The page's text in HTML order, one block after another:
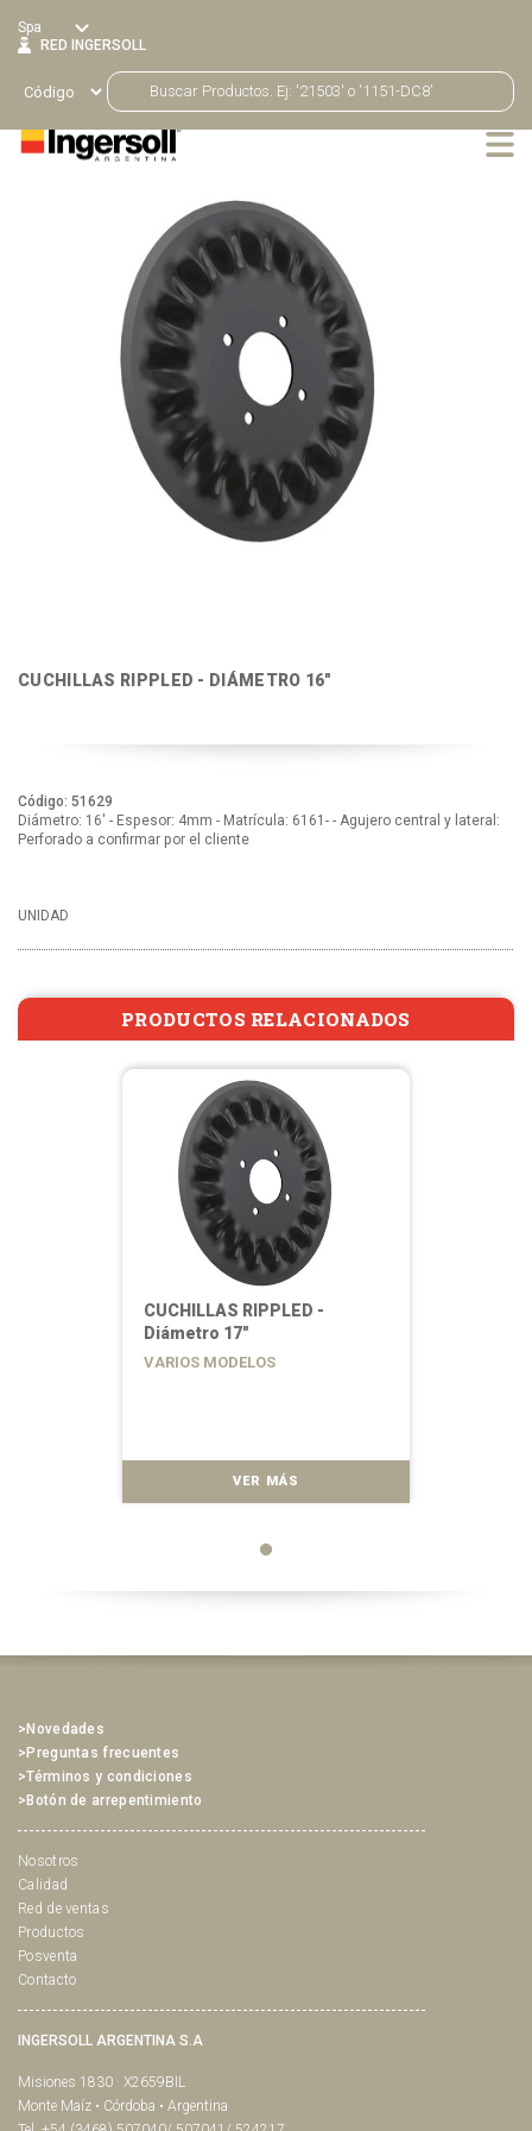
Spa
RED INGERSOLL
Productos
CUCHILLAS RIPPLED - DIÁMETRO 16"
Volver
Código: 51629
Diámetro: 16' - Espesor: 4mm - Matrícula: 6161- - Agujero central y lateral:
Perforado a confirmar por el cliente
UNIDAD
PRODUCTOS RELACIONADOS
CUCHILLAS RIPPLED -
Diámetro 17"
VARIOS MODELOS
VER MÁS
>Novedades
>Preguntas frecuentes
>Términos y condiciones
>Botón de arrepentimiento
Nosotros
Calidad
Red de ventas
Productos
Posventa
Contacto
INGERSOLL ARGENTINA S.A
Misiones 1830 · X2659BIL
Monte Maíz • Córdoba • Argentina